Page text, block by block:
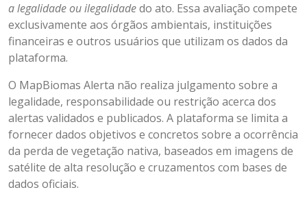
a legalidade ou ilegalidadedo ato. Essa avaliação compete
exclusivamente aos órgãos ambientais, instituições
financeiras e outros usuários que utilizam os dados da
plataforma.
O MapBiomas Alerta não realiza julgamento sobre a
legalidade, responsabilidade ou restrição acerca dos
alertas validados e publicados. A plataforma se limita a
fornecer dados objetivos e concretos sobre a ocorrência
da perda de vegetação nativa, baseados em imagens de
satélite de alta resolução e cruzamentos com bases de
dados oficiais.